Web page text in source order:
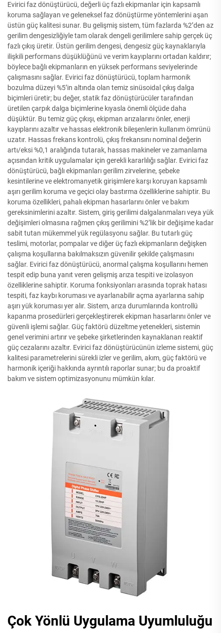
Evirici faz dönüştürücü, değerli üç fazlı ekipmanlar için kapsamlı
koruma sağlayan ve geleneksel faz dönüştürme yöntemlerini aşan
üstün güç kalitesi sunar. Bu gelişmiş sistem, tüm fazlarda %2’den az
gerilim dengesizliğiyle tam olarak dengeli gerilimlere sahip gerçek üç
fazlı çıkış üretir. Üstün gerilim dengesi, dengesiz güç kaynaklarıyla
ilişkili performans düşüklüğünü ve verim kayıplarını ortadan kaldırır;
böylece bağlı ekipmanların en yüksek performans seviyelerinde
çalışmasını sağlar. Evirici faz dönüştürücü, toplam harmonik
bozulma düzeyi %5’in altında olan temiz sinüsoidal çıkış dalga
biçimleri üretir; bu değer, statik faz dönüştürücüler tarafından
üretilen çarpık dalga biçimlerine kıyasla önemli ölçüde daha
düşüktür. Bu temiz güç çıkışı, ekipman arızalarını önler, enerji
kayıplarını azaltır ve hassas elektronik bileşenlerin kullanım ömrünü
uzatır. Hassas frekans kontrolü, çıkış frekansını nominal değerin
artı/eksi %0,1 aralığında tutarak, hassas makineler ve zamanlama
açısından kritik uygulamalar için gerekli kararlılığı sağlar. Evirici faz
dönüştürücü, bağlı ekipmanları gerilim zirvelerine, şebeke
kesintilerine ve elektromanyetik girişimlere karşı koruyan kapsamlı
aşırı gerilim koruma ve geçici olay bastırma özelliklerine sahiptir. Bu
koruma özellikleri, pahalı ekipman hasarlarını önler ve bakım
gereksinimlerini azaltır. Sistem, giriş gerilimi dalgalanmaları veya yük
değişimleri olmasına rağmen çıkış gerilimini %2’lik bir değişime kadar
sabit tutan mükemmel yük regülasyonu sağlar. Bu tutarlı güç
teslimi, motorlar, pompalar ve diğer üç fazlı ekipmanların değişken
çalışma koşullarına bakılmaksızın güvenilir şekilde çalışmasını
sağlar. Evirici faz dönüştürücü, anormal çalışma koşullarını hemen
tespit edip buna yanıt veren gelişmiş arıza tespiti ve izolasyon
özelliklerine sahiptir. Koruma fonksiyonları arasında toprak hatası
tespiti, faz kaybı koruması ve ayarlanabilir açma ayarlarına sahip
aşırı yük koruması yer alır. Sistem, arıza durumlarında kontrollü
kapanma prosedürleri gerçekleştirerek ekipman hasarlarını önler ve
güvenli işlemi sağlar. Güç faktörü düzeltme yetenekleri, sistemin
genel verimini artırır ve şebeke şirketlerinden kaynaklanan reaktif
güç cezalarını azaltır. Evirici faz dönüştürücünün izleme sistemi, güç
kalitesi parametrelerini sürekli izler ve gerilim, akım, güç faktörü ve
harmonik içeriği hakkında ayrıntılı raporlar sunar; bu da proaktif
bakım ve sistem optimizasyonunu mümkün kılar.
Çok Yönlü Uygulama Uyumluluğu